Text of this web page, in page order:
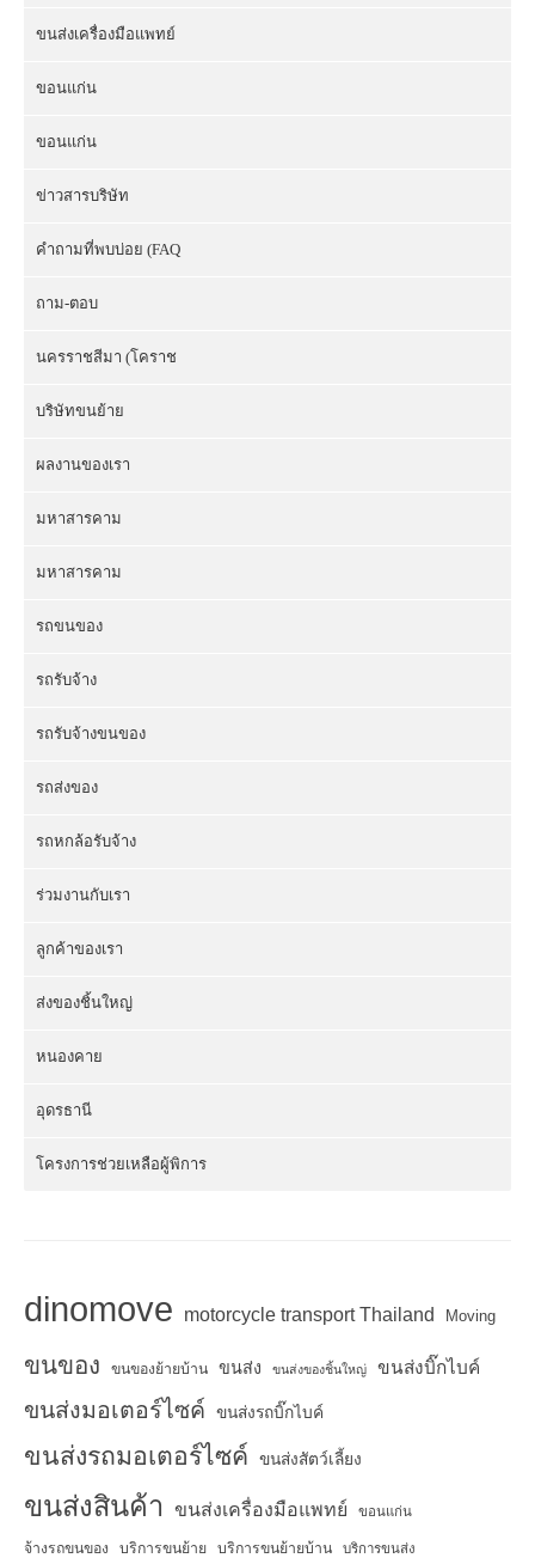
ขนส่งเครื่องมือแพทย์
ขอนแก่น
ขอนแก่น
ข่าวสารบริษัท
คำถามที่พบบ่อย (FAQ
ถาม-ตอบ
นครราชสีมา (โคราช
บริษัทขนย้าย
ผลงานของเรา
มหาสารคาม
มหาสารคาม
รถขนของ
รถรับจ้าง
รถรับจ้างขนของ
รถส่งของ
รถหกล้อรับจ้าง
ร่วมงานกับเรา
ลูกค้าของเรา
ส่งของชิ้นใหญ่
หนองคาย
อุดรธานี
โครงการช่วยเหลือผู้พิการ
dinomove motorcycle transport Thailand Moving
ขนของ ขนของย้ายบ้าน ขนส่ง ขนส่งของชิ้นใหญ่ ขนส่งบิ๊กไบค์
ขนส่งมอเตอร์ไซค์ ขนส่งรถบิ๊กไบค์
ขนส่งรถมอเตอร์ไซค์ ขนส่งสัตว์เลี้ยง
ขนส่งสินค้า ขนส่งเครื่องมือแพทย์ ขอนแก่น
จ้างรถขนของ บริการขนย้าย บริการขนย้ายบ้าน บริการขนส่ง